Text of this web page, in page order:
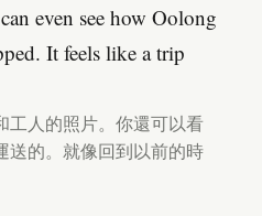
even see how Oolong
It feels like a trip
工人的照片。你還可以看
送的。就像回到以前的時